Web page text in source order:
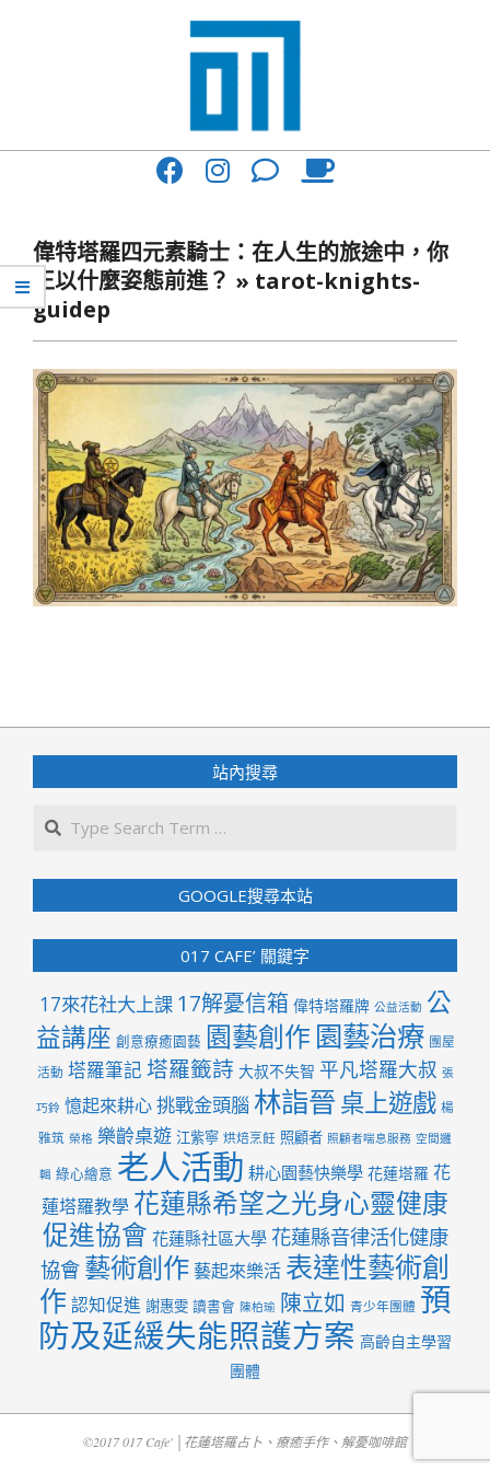
017
與
你
一
起
咖
啡
館
偉特塔羅四元素騎士：在人生的旅途中，你
正以什麼姿態前進？ » tarot-knights-
guidep
04-
12
站內搜尋
GOOGLE搜尋本站
017 CAFE’ 關鍵字
17來花社大上課 17解憂信箱 偉特塔羅牌 公益活動 公
益講座 創意療癒園藝 園藝創作 園藝治療 團屋
活動 塔羅筆記 塔羅籤詩 大叔不失智 平凡塔羅大叔 張
巧鈴 憶起來耕心挑戰金頭腦 林詣晉桌上遊戲 楊
雅筑 榮格 樂齡桌遊 江紫寧 烘焙烹飪 照顧者 照顧者喘息服務 空間邏
輯 綠心繪意 老人活動 耕心園藝快樂學 花蓮塔羅 花
蓮塔羅教學 花蓮縣希望之光身心靈健康
促進協會 花蓮縣社區大學 花蓮縣音律活化健康
協會 藝術創作藝起來樂活 表達性藝術創
作 認知促進 謝惠雯 讀書會 陳柏瑜 陳立如 青少年團體 預
防及延緩失能照護方案 高齡自主學習
團體
©2017 017 Cafe' │花蓮塔羅占卜、療癒手作、解憂咖啡館